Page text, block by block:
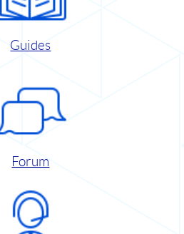
Guides
Forum